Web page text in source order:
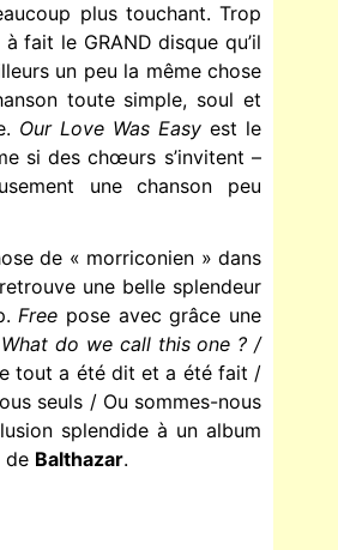
plus touchant. Trop
à fait le GRAND disque qu’il
un peu la même chose
toute simple, soul et
Our Love Was Easy est le
si des chœurs s’invitent –
une chanson peu
de « morriconien » dans
une belle splendeur
Free pose avec grâce une
do we call this one ? /
tout a été dit et a été fait /
seuls / Ou sommes-nous
splendide à un album
de Balthazar.